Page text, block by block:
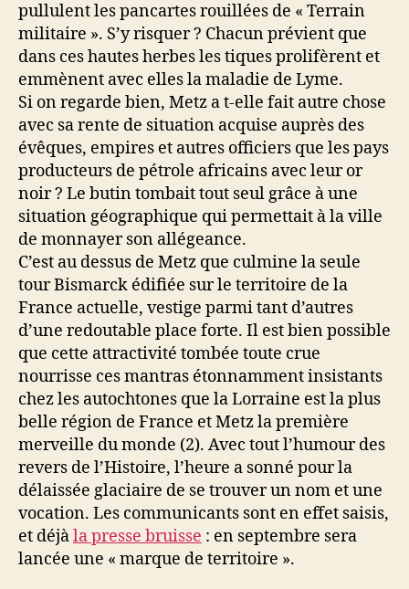
pullulent les pancartes rouillées de « Terrain
militaire ». S’y risquer ? Chacun prévient que
dans ces hautes herbes les tiques prolifèrent et
emmènent avec elles la maladie de Lyme.
Si on regarde bien, Metz a t-elle fait autre chose
avec sa rente de situation acquise auprès des
évêques, empires et autres officiers que les pays
producteurs de pétrole africains avec leur or
noir ? Le butin tombait tout seul grâce à une
situation géographique qui permettait à la ville
de monnayer son allégeance.
C’est au dessus de Metz que culmine la seule
tour Bismarck édifiée sur le territoire de la
France actuelle, vestige parmi tant d’autres
d’une redoutable place forte. Il est bien possible
que cette attractivité tombée toute crue
nourrisse ces mantras étonnamment insistants
chez les autochtones que la Lorraine est la plus
belle région de France et Metz la première
merveille du monde (2). Avec tout l’humour des
revers de l’Histoire, l’heure a sonné pour la
délaissée glaciaire de se trouver un nom et une
vocation. Les communicants sont en effet saisis,
et déjàla presse bruisse : en septembre sera
lancée une « marque de territoire ».